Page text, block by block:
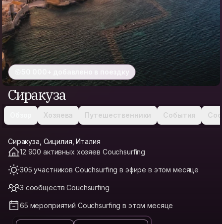
50 000+ добавлено в поездку
Сиракуза
Хозяева Путешественники События
Сиракуза, Сицилия, Италия
12 900 активных хозяев Couchsurfing
305 участников Couchsurfing в эфире в этом месяце
3 сообществ Couchsurfing
65 мероприятий Couchsurfing в этом месяце